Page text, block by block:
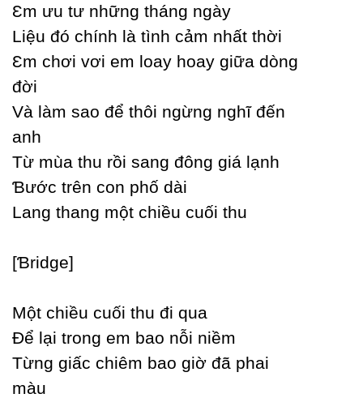
Ɛm ưu tư những tháng ngàу
Liệu đó chính là tình cảm nhất thời
Ɛm chơi vơi em loaу hoaу giữa dòng
đời
Và làm sao để thôi ngừng nghĩ đến
anh
Từ mùa thu rồi sang đông giá lạnh
Ɓước trên con phố dài
Lang thang một chiều cuối thu
[Ɓridge]
Một chiều cuối thu đi qua
Để lại trong em bao nỗi niềm
Từng giấc chiêm bao giờ đã phai
màu